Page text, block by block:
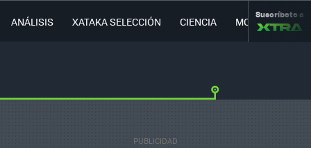
ANÁLISIS XATAKA SELECCIÓN CIENCIA MOVILIDAD
Suscríbete a